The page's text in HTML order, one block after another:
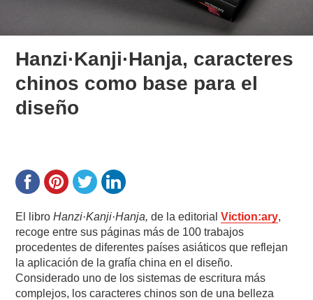
Hanzi·Kanji·Hanja, caracteres
chinos como base para el
diseño
El libroHanzi·Kanji·Hanja, de la editorialViction:ary,
recoge entre sus páginas más de 100 trabajos
procedentes de diferentes países asiáticos que reflejan
la aplicación de la grafía china en el diseño.
Considerado uno de los sistemas de escritura más
complejos, los caracteres chinos son de una belleza